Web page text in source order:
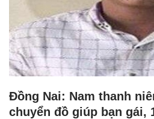
Đồng Nai: Nam thanh
chuyển đồ giúp bạn gái,